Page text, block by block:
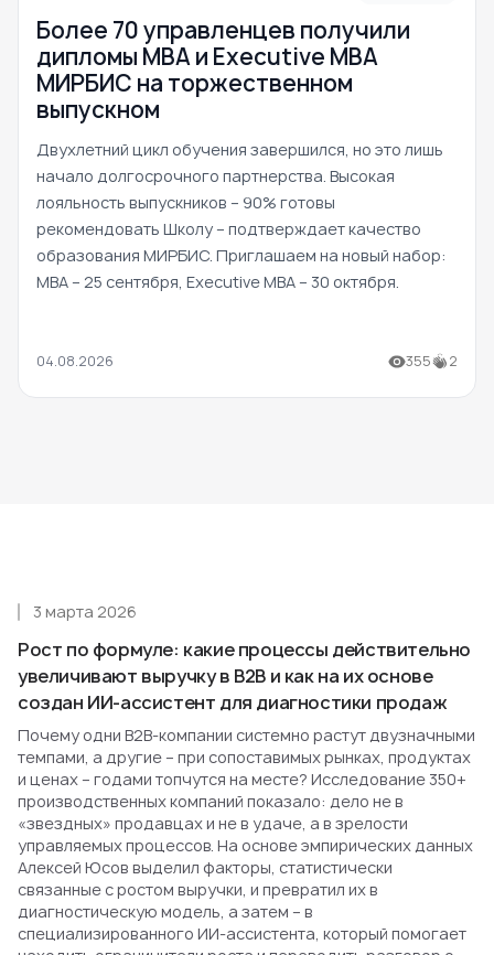
Более 70 управленцев получили
дипломы MBA и Executive MBA
МИРБИС на торжественном
выпускном
Двухлетний цикл обучения завершился, но это лишь
начало долгосрочного партнерства. Высокая
лояльность выпускников – 90% готовы
рекомендовать Школу – подтверждает качество
образования МИРБИС. Приглашаем на новый набор:
MBA – 25 сентября, Executive MBA – 30 октября.
04.08.2026 355 2
Рост по формуле: какие процессы действительно
увеличивают выручку в B2B и как на их основе
создан ИИ-ассистент для диагностики продаж
3 марта 2026
Почему одни B2B-компании системно растут двузначными
темпами, а другие – при сопоставимых рынках, продуктах
и ценах – годами топчутся на месте? Исследование 350+
производственных компаний показало: дело не в
«звездных» продавцах и не в удаче, а в зрелости
управляемых процессов. На основе эмпирических данных
Алексей Юсов выделил факторы, статистически
связанные с ростом выручки, и превратил их в
диагностическую модель, а затем – в
специализированного ИИ-ассистента, который помогает